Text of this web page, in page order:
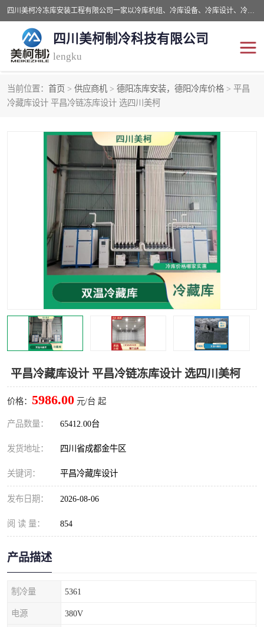
四川美柯冷冻库安装工程有限公司一家以冷库机组、冷库设备、冷库设计、冷冻库设备销售、冷库安装、冻库安装价格及技术服务为一体的综合企业，咨询热线：同等设备材料优惠10% 。公司各种类型安装组合式冷库、冷冻库、冷藏库、气调保鲜库、并提供成套设备供应、安装与调试、维护与维修、技术咨询、操作维修人员技术培训等
四川美柯制冷科技有限公司
lengku
当前位置： 首页 > 供应商机 > 德阳冻库安装，德阳冷库价格 > 平昌
冷藏库设计 平昌冷链冻库设计 选四川美柯
平昌冷藏库设计 平昌冷链冻库设计 选四川美柯
价格： 5986.00 元/台 起
产品数量： 65412.00台
发货地址： 四川省成都金牛区
关键词： 平昌冷藏库设计
发布日期： 2026-08-06
阅 读 量： 854
产品描述
制冷量 5361
电源 380V
冷库安装，冷库价格 四川冷库，四川冻库安装
成都冻库，成都冻库价格 绵阳冻库,绵阳保鲜冷库
德阳冻库安装，德阳冷库 广元冻库安装,广元冻库造
价
南充冻库设计,南充冻库安 遂宁冻库
资阳冻库，资阳冻库安装 泸州冻库，泸州冷库
乐山冻库,乐山保鲜冷库 自贡冻库组装
雅安冷库,雅安冻库 攀枝花冻库
冻库安装，小型冻库造价
内江冷库，内江冻库 宜宾冷库，宜宾冻库设备